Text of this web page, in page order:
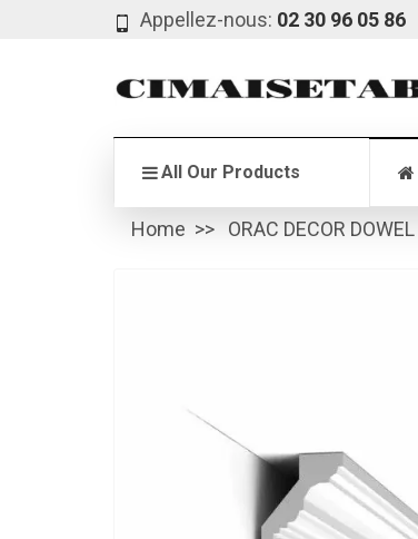
Appellez-nous: 02 30 96 05 86
All Our Products
Home ORAC DECOR DOWEL